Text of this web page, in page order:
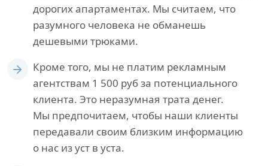
дорогих апартаментах. Мы считаем, что
разумного человека не обманешь
дешевыми трюками.
Кроме того, мы не платим рекламным
агентствам 1 500 руб за потенциального
клиента. Это неразумная трата денег.
Мы предпочитаем, чтобы наши клиенты
передавали своим близким информацию
о нас из уст в уста.